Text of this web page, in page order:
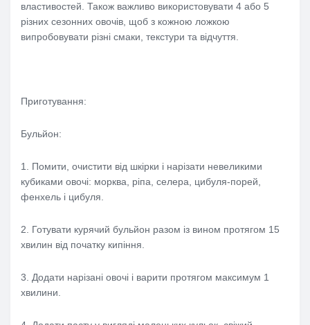
властивостей. Також важливо використовувати 4 або 5
різних сезонних овочів, щоб з кожною ложкою
випробовувати різні смаки, текстури та відчуття.
Приготування:
Бульйон:
1. Помити, очистити від шкірки і нарізати невеликими
кубиками овочі: морква, ріпа, селера, цибуля-порей,
фенхель і цибуля.
2. Готувати курячий бульйон разом із вином протягом 15
хвилин від початку кипіння.
3. Додати нарізані овочі і варити протягом максимум 1
хвилини.